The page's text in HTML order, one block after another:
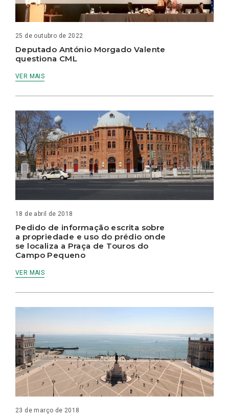
25 de outubro de 2022
Deputado António Morgado Valente
questiona CML
VER MAIS
18 de abril de 2018
Pedido de informação escrita sobre
a propriedade e uso do prédio onde
se localiza a Praça de Touros do
Campo Pequeno
VER MAIS
23 de março de 2018